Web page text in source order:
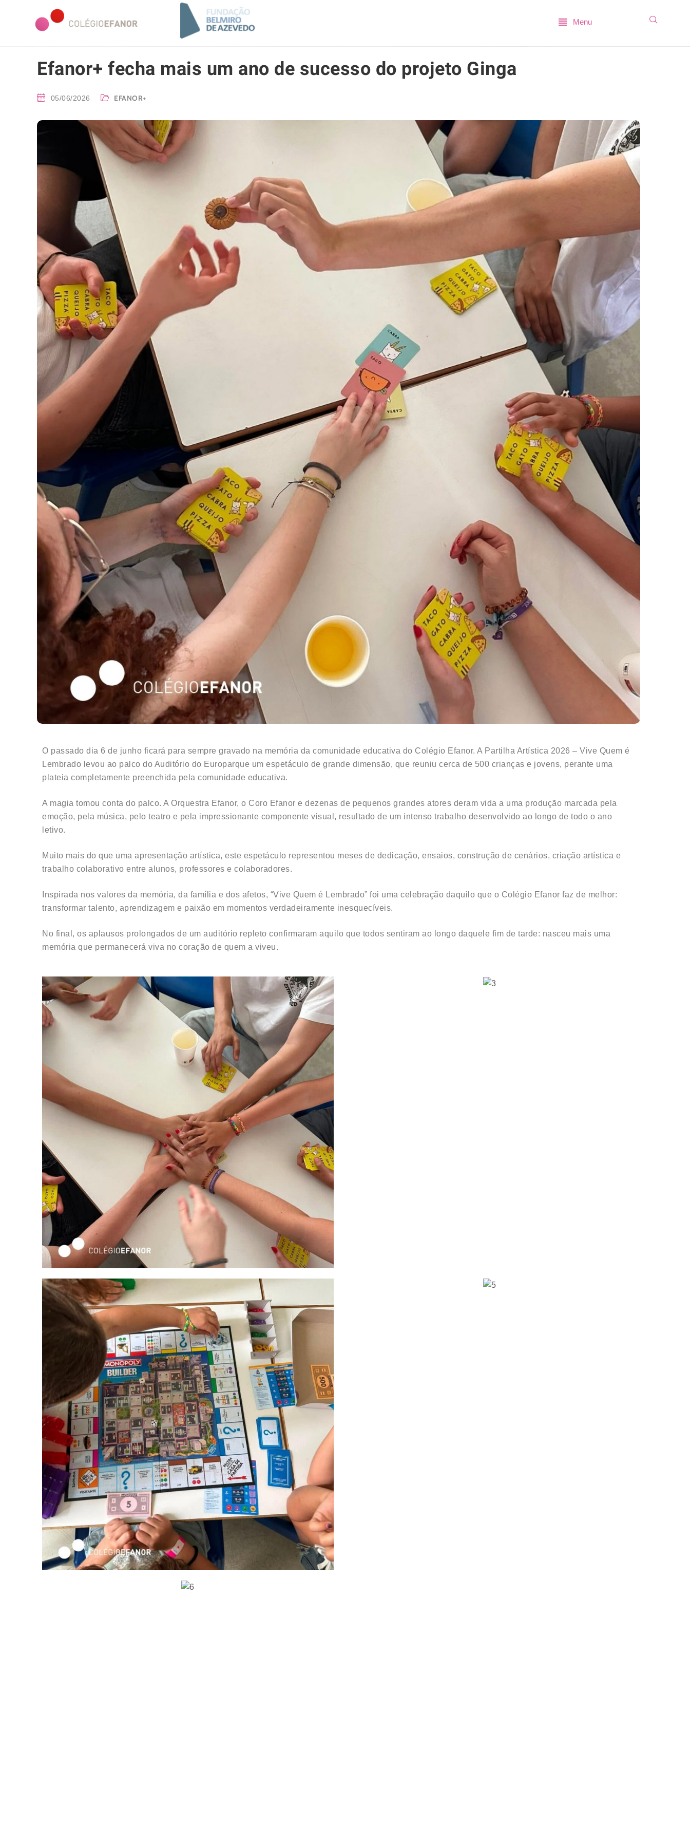
Menu
Efanor+ fecha mais um ano de sucesso do projeto Ginga
05/06/2026 EFANOR+
O passado dia 6 de junho ficará para sempre gravado na memória da comunidade educativa do Colégio Efanor. A Partilha Artística 2026 – Vive Quem é
Lembrado levou ao palco do Auditório do Europarque um espetáculo de grande dimensão, que reuniu cerca de 500 crianças e jovens, perante uma
plateia completamente preenchida pela comunidade educativa.
A magia tomou conta do palco. A Orquestra Efanor, o Coro Efanor e dezenas de pequenos grandes atores deram vida a uma produção marcada pela
emoção, pela música, pelo teatro e pela impressionante componente visual, resultado de um intenso trabalho desenvolvido ao longo de todo o ano
letivo.
Muito mais do que uma apresentação artística, este espetáculo representou meses de dedicação, ensaios, construção de cenários, criação artística e
trabalho colaborativo entre alunos, professores e colaboradores.
Inspirada nos valores da memória, da família e dos afetos, “Vive Quem é Lembrado” foi uma celebração daquilo que o Colégio Efanor faz de melhor:
transformar talento, aprendizagem e paixão em momentos verdadeiramente inesquecíveis.
No final, os aplausos prolongados de um auditório repleto confirmaram aquilo que todos sentiram ao longo daquele fim de tarde: nasceu mais uma
memória que permanecerá viva no coração de quem a viveu.